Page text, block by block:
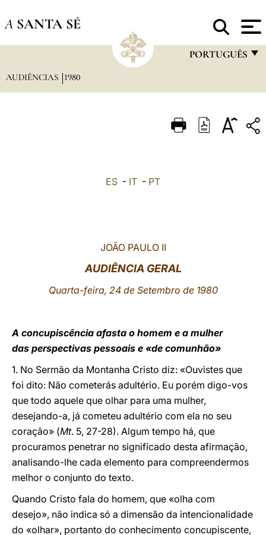
A SANTA SÉ
PORTUGUÊS
ITALIANO
LATINE
AUDIÊNCIAS 1980
ES - IT - PT
JOÃO PAULO II
AUDIÊNCIA GERAL
Quarta-feira, 24 de Setembro de 1980
A concupiscência afasta o homem e a mulher
das perspectivas pessoais e «de comunhão»
1. No Sermão da Montanha Cristo diz: «Ouvistes que
foi dito: Não cometerás adultério. Eu porém digo-vos
que todo aquele que olhar para uma mulher,
desejando-a, já cometeu adultério com ela no seu
coração» (Mt. 5, 27-28). Algum tempo há, que
procuramos penetrar no significado desta afirmação,
analisando-lhe cada elemento para compreendermos
melhor o conjunto do texto.
Quando Cristo fala do homem, que «olha com
desejo», não indica só a dimensão da intencionalidade
do «olhar», portanto do conhecimento concupiscente,